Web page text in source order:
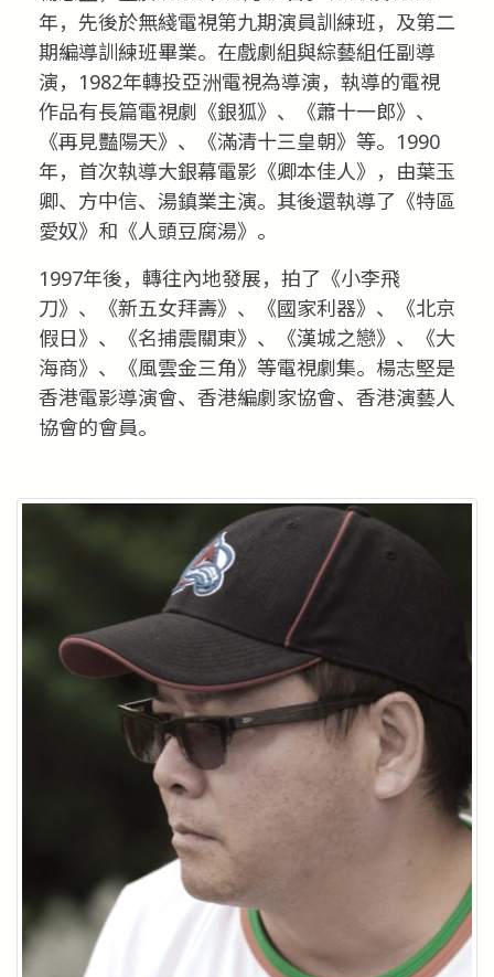
年，先後於無綫電視第九期演員訓練班，及第二
期編導訓練班畢業。在戲劇組與綜藝組任副導
演，1982年轉投亞洲電視為導演，執導的電視
作品有長篇電視劇《銀狐》、《蕭十一郎》、
《再見豔陽天》、《滿清十三皇朝》等。1990
年，首次執導大銀幕電影《卿本佳人》，由葉玉
卿、方中信、湯鎮業主演。其後還執導了《特區
愛奴》和《人頭豆腐湯》。
1997年後，轉往內地發展，拍了《小李飛
刀》、《新五女拜壽》、《國家利器》、《北京
假日》、《名捕震關東》、《漢城之戀》、《大
海商》、《風雲金三角》等電視劇集。楊志堅是
香港電影導演會、香港編劇家協會、香港演藝人
協會的會員。